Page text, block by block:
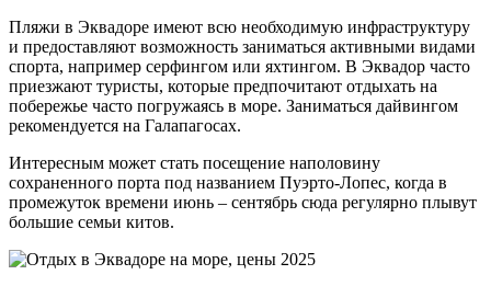
Пляжи в Эквадоре имеют всю необходимую инфраструктуру
и предоставляют возможность заниматься активными видами
спорта, например серфингом или яхтингом. В Эквадор часто
приезжают туристы, которые предпочитают отдыхать на
побережье часто погружаясь в море. Заниматься дайвингом
рекомендуется на Галапагосах.
Интересным может стать посещение наполовину
сохраненного порта под названием Пуэрто-Лопес, когда в
промежуток времени июнь – сентябрь сюда регулярно плывут
большие семьи китов.